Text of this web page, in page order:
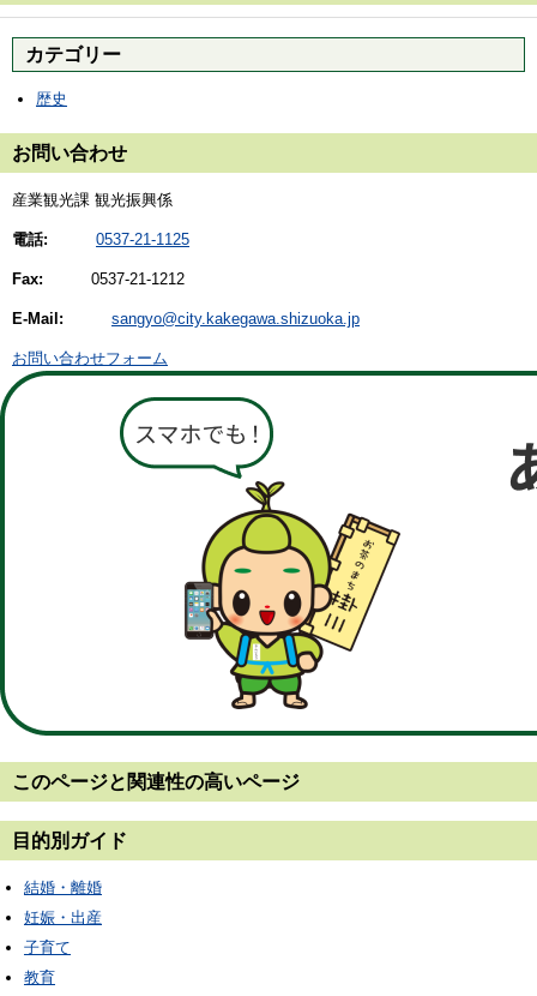
カテゴリー
歴史
お問い合わせ
産業観光課 観光振興係
電話: 0537-21-1125
Fax: 0537-21-1212
E-Mail: sangyo@city.kakegawa.shizuoka.jp
お問い合わせフォーム
このページと 関連性の高いページ
目的別ガイド
結婚・離婚
妊娠・出産
子育て
教育